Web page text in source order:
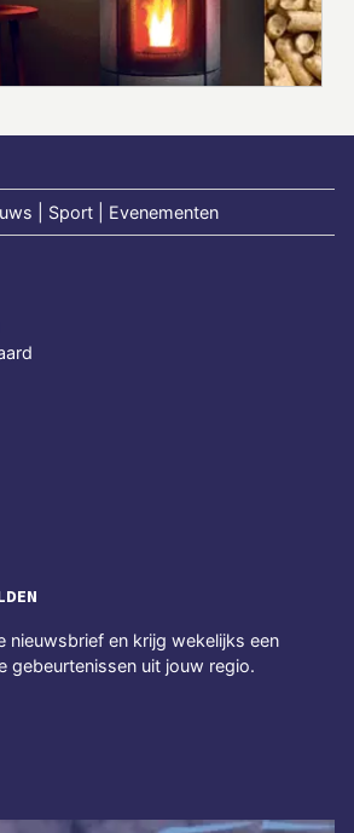
| Sport | Evenementen
nieuwsbrief en krijg wekelijks een
gebeurtenissen uit jouw regio.